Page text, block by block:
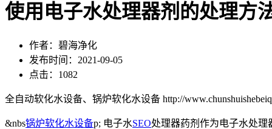
使用电子水处理器剂的处理方
作者：碧海净化
发布时间：2021-09-05
点击：1082
全自动软化水设备、锅炉软化水设备 http://
&nbs锅炉软化水设备p; 电子水SEO处理器药剂作为电子水处